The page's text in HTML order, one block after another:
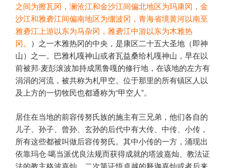
之间为擦瓦冈，澜沧江和金沙江间偏北地区为玛康冈，金
沙江和雅砻江间偏南地区为绷波冈，青海省境黄河以南至
雅砻江上游以东为马杂冈，雅砻江中游以东为木雅热
冈。 ） 之一木雅热冈的中央，是康区二十五大圣地（即神
山）之一。巴雅札嘎神山或者瓦益桑给札嘎神山，早在以
前被邦·麦彭滚波加持成黑鲁嘎的修行地，在该地的左方有
涓涓的河流，被共称为札甲空。位于那里的所有镇区人以
及上方的一切牧民也都通称为“甲空人”。
居住在当地的前容传努氏族的施主有三兄弟，他们各自的
儿子、孙子、曾孙、玄孙的后代中有大传、中传、小传，
所有这些都被叫做后容传努氏。其中小传的一方，涌现出
依靠玛仓·噶当派优良法规而获得成就的塔波嘉灿、教法证
法的教主格波嘉灿、二次第证悟卓越的释迦嘉灿或者后来